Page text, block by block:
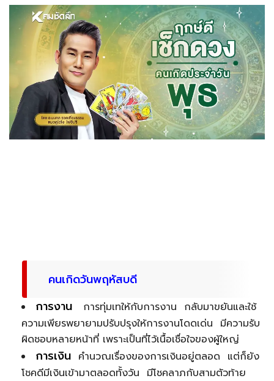
คนเกิดวันพฤหัสบดี
การงาน
การทุ่มเทให้กับการงาน กลับมาขยันและใช้
ความเพียรพยายามปรับปรุงให้การงานโดดเด่น มีความรับ
ผิดชอบหลายหน้าที่ เพราะเป็นที่ไว้เนื้อเชื่อใจของผู้ใหญ่
การเงิน คำนวณเรื่องของการเงินอยู่ตลอด แต่ก็ยัง
โชคดีมีเงินเข้ามาตลอดทั้งวัน มีโชคลาภกับสามตัวท้าย